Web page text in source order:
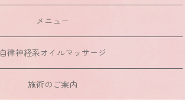
メニュー
自律神経系オイルマッサージ
施術のご案内